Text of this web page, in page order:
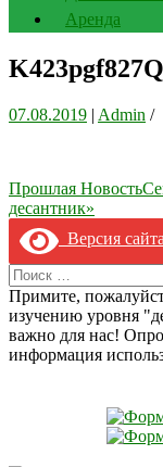
Аренда
K423pgf827Q
07.08.2019 | Admin /
Навигация
по
записям
Прошлая Новость
десантник»
Версия
Search
for:
Примите,
изучению уровня
важно для нас!
информация